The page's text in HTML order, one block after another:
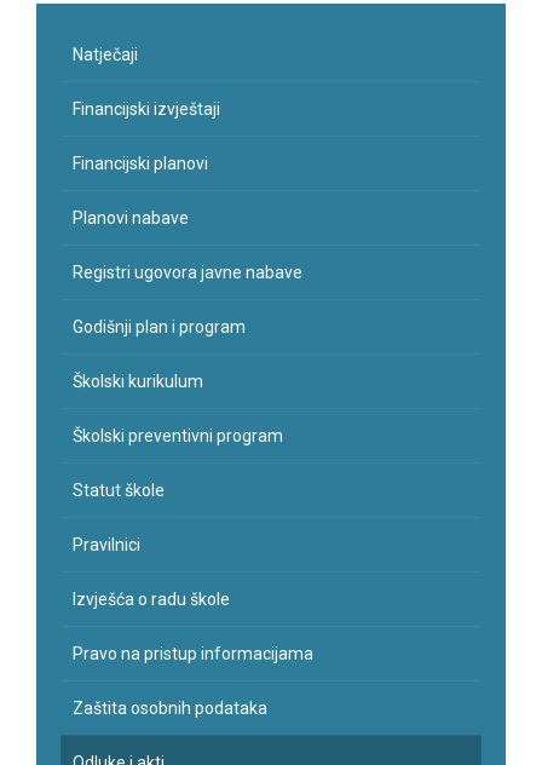
Natječaji
Financijski izvještaji
Financijski planovi
Planovi nabave
Registri ugovora javne nabave
Godišnji plan i program
Školski kurikulum
Školski preventivni program
Statut škole
Pravilnici
Izvješća o radu škole
Pravo na pristup informacijama
Zaštita osobnih podataka